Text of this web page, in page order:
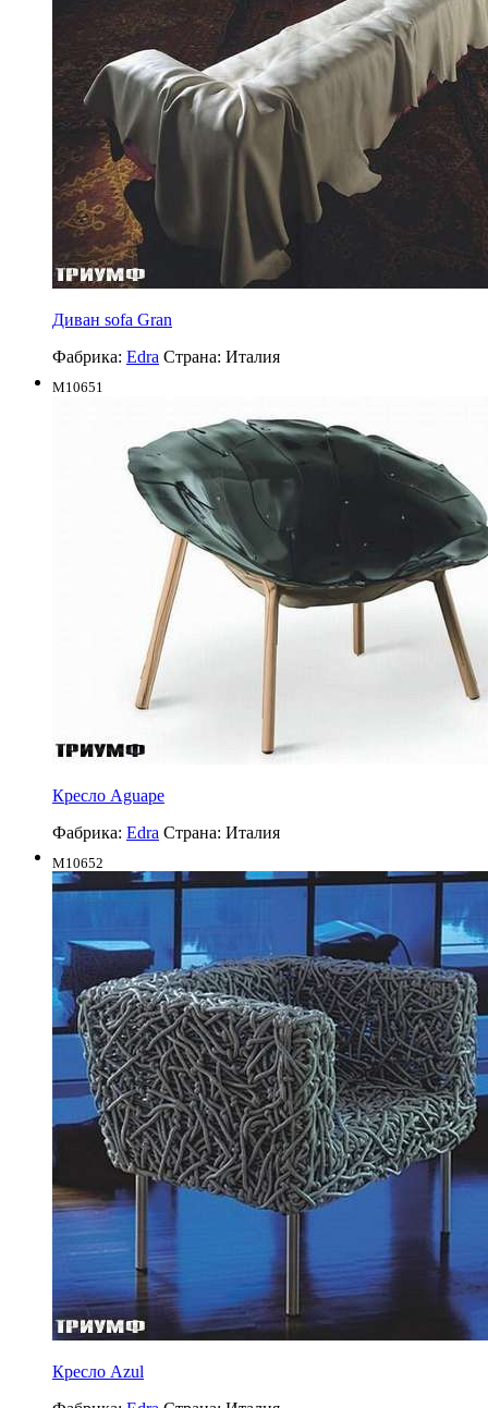
Диван sofa Gran
Фабрика: Edra Страна: Италия
M10651
Кресло Aguape
Фабрика: Edra Страна: Италия
M10652
Кресло Azul